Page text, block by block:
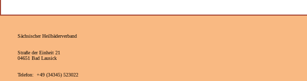
Sächsischer Heilbäderverband
Straße der Einheit 21
04651 Bad Lausick
Telefon: +49 (34345) 523022